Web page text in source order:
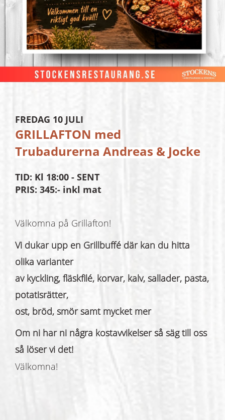
FREDAG 10 JULI
GRILLAFTON med
Trubadurerna Andreas & Jocke
TID: Kl 18:00 - SENT
PRIS: 345:- inkl mat
Välkomna på Grillafton!
Vi dukar upp en Grillbuffé där kan du hitta
olika varianter
av kyckling, fläskfilé, korvar, kalv, sallader, pasta,
potatisrätter,
ost, bröd, smör samt mycket mer
Om ni har ni några kostavvikelser så säg till oss
så löser vi det!
Välkomna!